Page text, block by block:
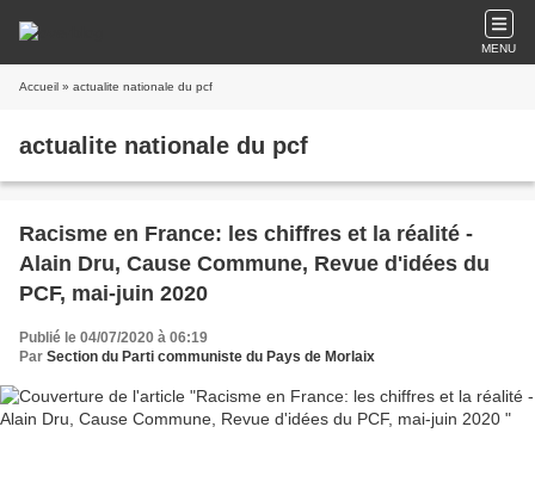
MENU
Accueil » actualite nationale du pcf
actualite nationale du pcf
Racisme en France: les chiffres et la réalité -
Alain Dru, Cause Commune, Revue d'idées du
PCF, mai-juin 2020
Publié le 04/07/2020 à 06:19
Par Section du Parti communiste du Pays de Morlaix